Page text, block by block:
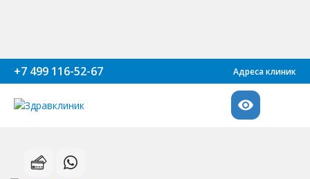
+7 499 116-52-67 Адреса клиник